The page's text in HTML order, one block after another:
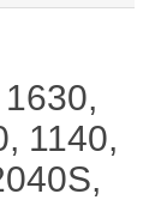
1140,